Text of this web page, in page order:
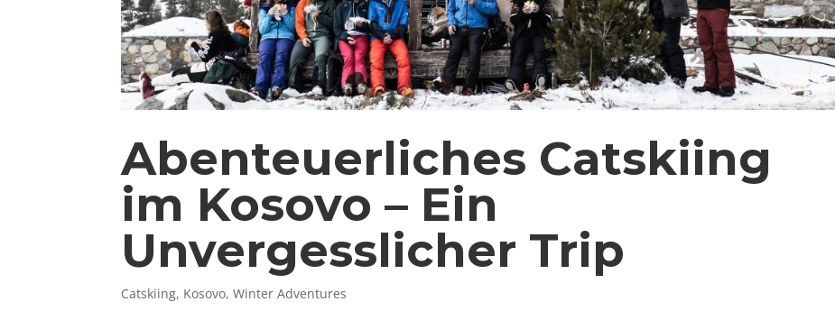
Abenteuerliches Catskiing
im Kosovo – Ein
Unvergesslicher Trip
Catskiing, Kosovo,Winter Adventures